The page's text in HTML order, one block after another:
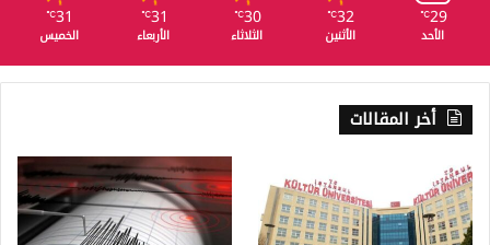
29
℃
الأحد
32
℃
الأثنين
30
℃
الثلاثاء
31
℃
الأربعاء
31
℃
الخميس
أخر المقالات